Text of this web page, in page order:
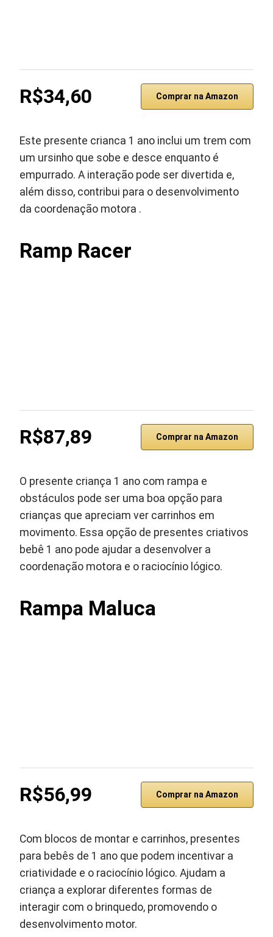
R$34,60 Comprar na Amazon
Este presente crianca 1 ano inclui um trem com
um ursinho que sobe e desce enquanto é
empurrado. A interação pode ser divertida e,
além disso, contribui para o desenvolvimento
da coordenação motora .
Ramp Racer
R$87,89 Comprar na Amazon
O presente criança 1 ano com rampa e
obstáculos pode ser uma boa opção para
crianças que apreciam ver carrinhos em
movimento. Essa opção de presentes criativos
bebê 1 ano pode ajudar a desenvolver a
coordenação motora e o raciocínio lógico.
Rampa Maluca
R$56,99 Comprar na Amazon
Com blocos de montar e carrinhos, presentes
para bebês de 1 ano que podem incentivar a
criatividade e o raciocínio lógico. Ajudam a
criança a explorar diferentes formas de
interagir com o brinquedo, promovendo o
desenvolvimento motor.